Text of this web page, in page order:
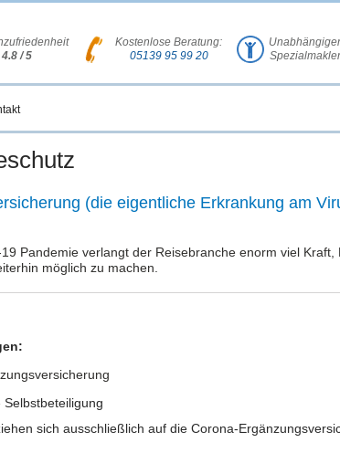
4.8 / 5
Kostenlose Beratung:
05139 95 99 20
Unabhängiger
Spezialmakler
(die eigentliche Erkrankung am
Pandemie verlangt der Reisebranche enorm viel
möglich zu machen.
Selbstbeteiligung
sich ausschließlich auf die Corona-